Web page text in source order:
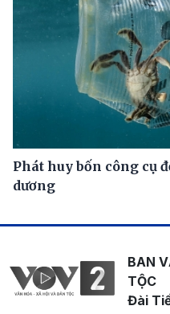
Phát huy bốn công cụ
dương
BAN
TỘC
Đài